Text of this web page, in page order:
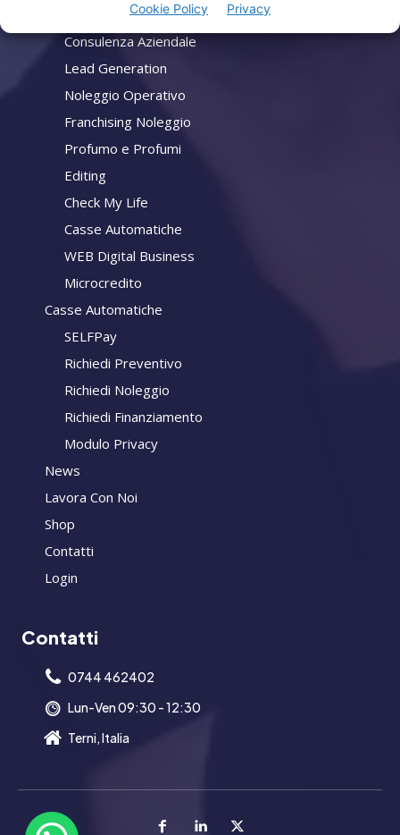
Cookie Policy Privacy
Consulenza Aziendale
Lead Generation
Noleggio Operativo
Franchising Noleggio
Profumo e Profumi
Editing
Check My Life
Casse Automatiche
WEB Digital Business
Microcredito
Casse Automatiche
SELFPay
Richiedi Preventivo
Richiedi Noleggio
Richiedi Finanziamento
Modulo Privacy
News
Lavora Con Noi
Shop
Contatti
Login
Contatti
0744 462402
Lun-Ven 09:30 - 12:30
Terni, Italia